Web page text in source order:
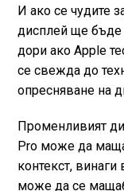
И ако се чудите
дисплей ще бъде
дори ако Apple
се свежда до
опресняване на
Променливият
Pro може да
контекст,
може да се